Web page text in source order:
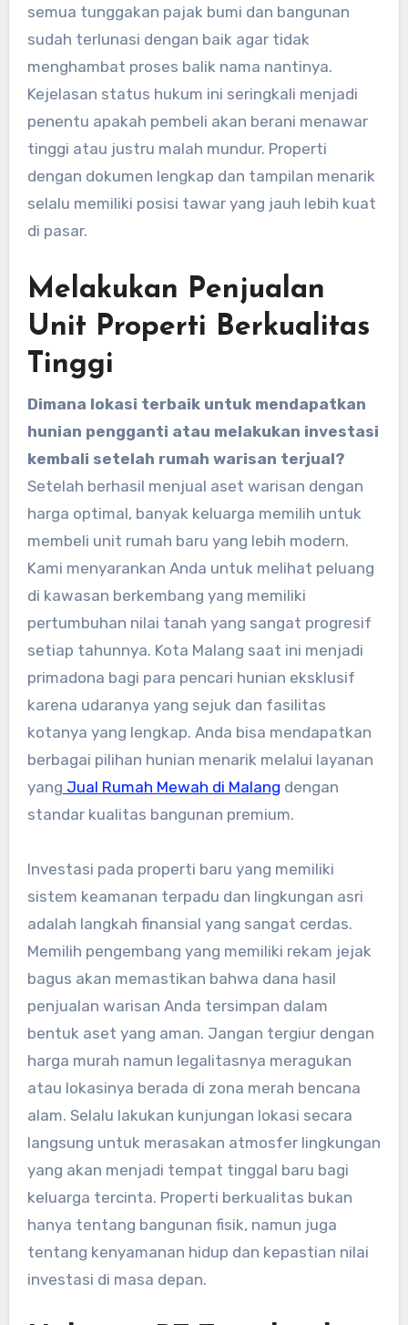
semua tunggakan pajak bumi dan bangunan
sudah terlunasi dengan baik agar tidak
menghambat proses balik nama nantinya.
Kejelasan status hukum ini seringkali menjadi
penentu apakah pembeli akan berani menawar
tinggi atau justru malah mundur. Properti
dengan dokumen lengkap dan tampilan menarik
selalu memiliki posisi tawar yang jauh lebih kuat
di pasar.
Melakukan Penjualan
Unit Properti Berkualitas
Tinggi
Dimana lokasi terbaik untuk mendapatkan
hunian pengganti atau melakukan investasi
kembali setelah rumah warisan terjual?
Setelah berhasil menjual aset warisan dengan
harga optimal, banyak keluarga memilih untuk
membeli unit rumah baru yang lebih modern.
Kami menyarankan Anda untuk melihat peluang
di kawasan berkembang yang memiliki
pertumbuhan nilai tanah yang sangat progresif
setiap tahunnya. Kota Malang saat ini menjadi
primadona bagi para pencari hunian eksklusif
karena udaranya yang sejuk dan fasilitas
kotanya yang lengkap. Anda bisa mendapatkan
berbagai pilihan hunian menarik melalui layanan
yang Jual Rumah Mewah di Malang dengan
standar kualitas bangunan premium.
Investasi pada properti baru yang memiliki
sistem keamanan terpadu dan lingkungan asri
adalah langkah finansial yang sangat cerdas.
Memilih pengembang yang memiliki rekam jejak
bagus akan memastikan bahwa dana hasil
penjualan warisan Anda tersimpan dalam
bentuk aset yang aman. Jangan tergiur dengan
harga murah namun legalitasnya meragukan
atau lokasinya berada di zona merah bencana
alam. Selalu lakukan kunjungan lokasi secara
langsung untuk merasakan atmosfer lingkungan
yang akan menjadi tempat tinggal baru bagi
keluarga tercinta. Properti berkualitas bukan
hanya tentang bangunan fisik, namun juga
tentang kenyamanan hidup dan kepastian nilai
investasi di masa depan.